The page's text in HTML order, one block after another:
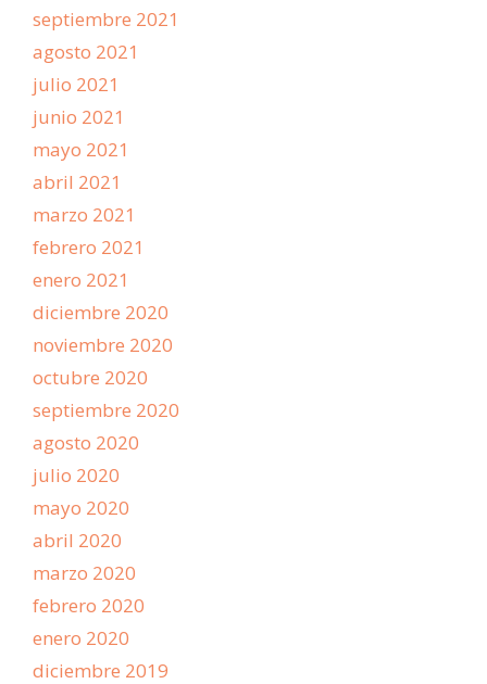
septiembre 2021
agosto 2021
julio 2021
junio 2021
mayo 2021
abril 2021
marzo 2021
febrero 2021
enero 2021
diciembre 2020
noviembre 2020
octubre 2020
septiembre 2020
agosto 2020
julio 2020
mayo 2020
abril 2020
marzo 2020
febrero 2020
enero 2020
diciembre 2019